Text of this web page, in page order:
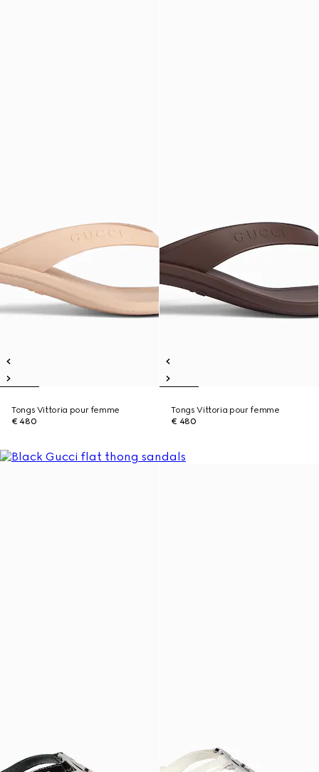
Tongs Vittoria pour femme
€ 480
Tongs Vittoria pour femme
€ 480